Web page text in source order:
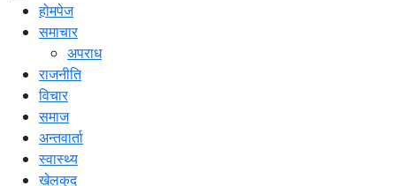
होमपेज
समाचार
अपराध
राजनीति
विचार
समाज
अन्तवार्ता
स्वास्थ्य
खेलकुद